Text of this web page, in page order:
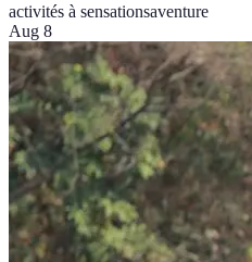
activités à sensationsaventure
Aug 8